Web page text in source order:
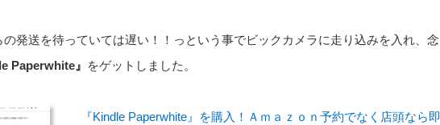
の発送を待っていては遅い！！っという事でビックカメラに走り込みを入れ、念
Paperwhite』 をゲットしました。
『Kindle Paperwhite』を購入！Ａｍａｚｏｎ予約でなく店頭なら即